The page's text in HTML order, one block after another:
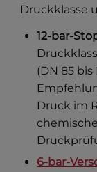
Druckklasse
12-bar-
(DN 85 bis
Druck im
6-bar-